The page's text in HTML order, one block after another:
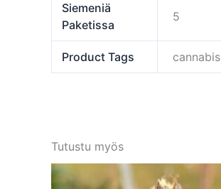
Siemeniä
Paketissa
5
Product Tags
Tutustu myös